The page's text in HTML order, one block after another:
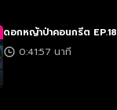
ดอกหญ้าป่าคอนกรีต EP.18
0:41:57 นาที